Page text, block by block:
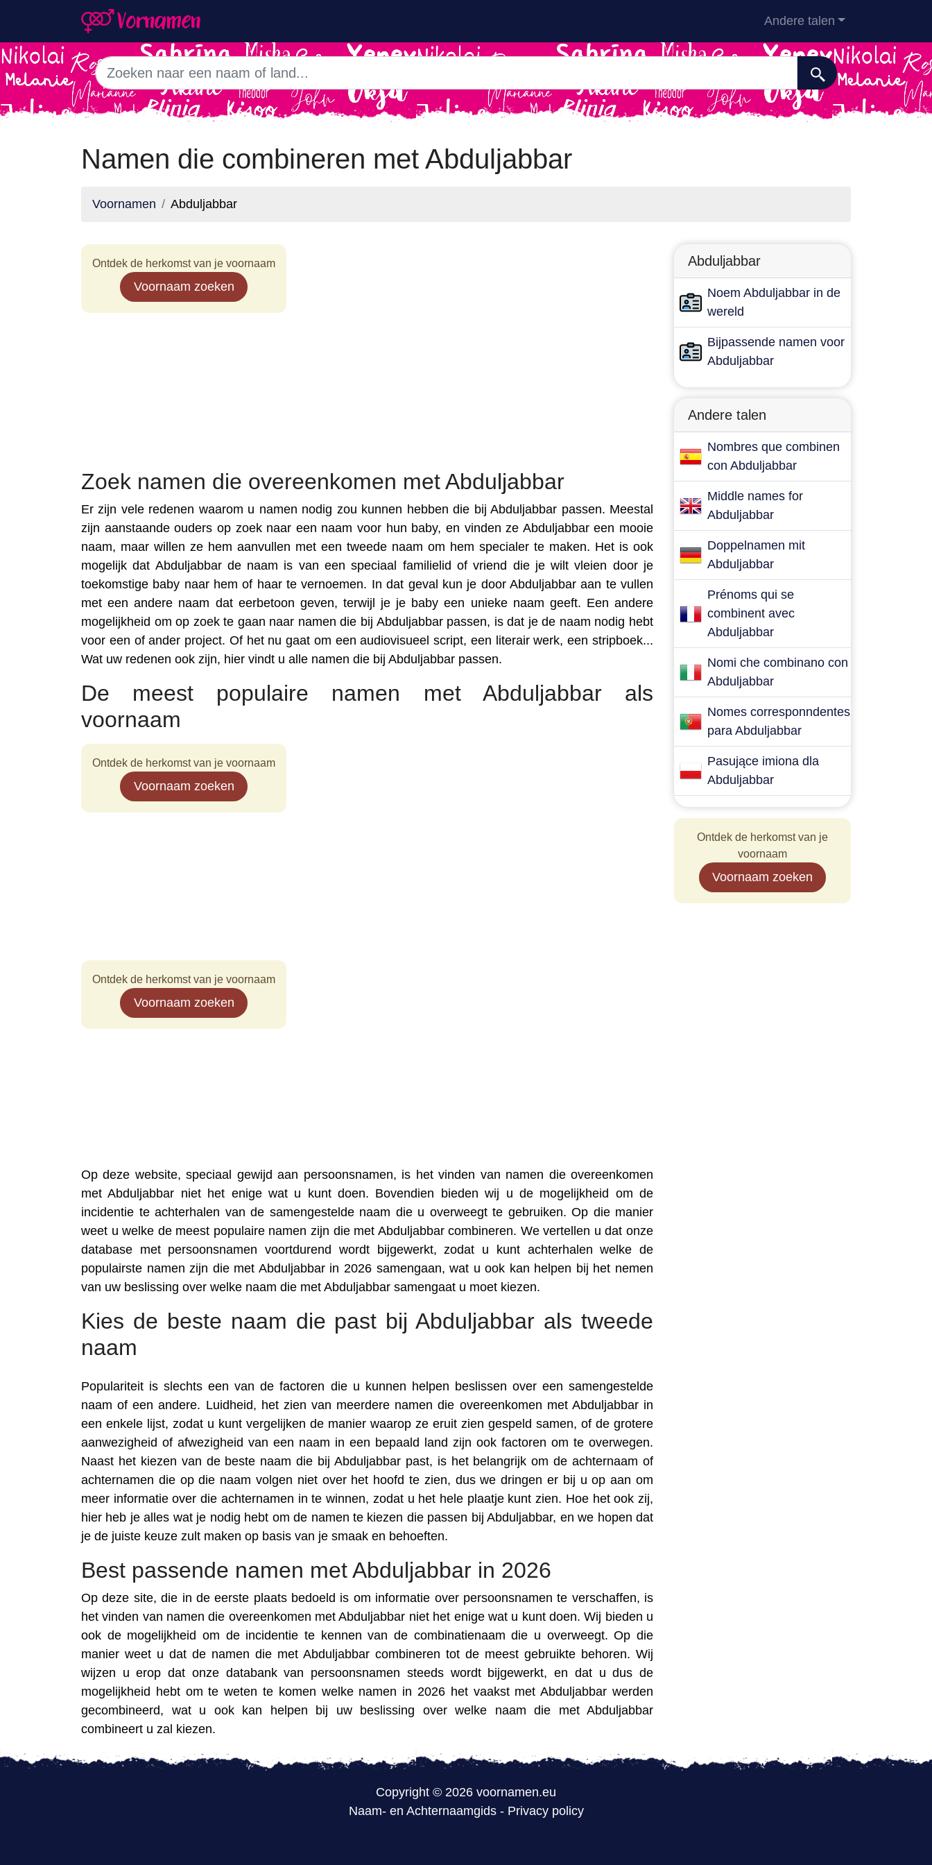
Andere talen
Namen die combineren met Abduljabbar
Voornamen Abduljabbar
Ontdek de herkomst van je voornaam
Voornaam zoeken
Zoek namen die overeenkomen met Abduljabbar
Er zijn vele redenen waarom u namen nodig zou kunnen hebben die bij Abduljabbar passen. Meestal
zijn aanstaande ouders op zoek naar een naam voor hun baby, en vinden ze Abduljabbar een mooie
naam, maar willen ze hem aanvullen met een tweede naam om hem specialer te maken. Het is ook
mogelijk dat Abduljabbar de naam is van een speciaal familielid of vriend die je wilt vleien door je
toekomstige baby naar hem of haar te vernoemen. In dat geval kun je door Abduljabbar aan te vullen
met een andere naam dat eerbetoon geven, terwijl je je baby een unieke naam geeft. Een andere
mogelijkheid om op zoek te gaan naar namen die bij Abduljabbar passen, is dat je de naam nodig hebt
voor een of ander project. Of het nu gaat om een audiovisueel script, een literair werk, een stripboek...
Wat uw redenen ook zijn, hier vindt u alle namen die bij Abduljabbar passen.
De meest populaire namen met Abduljabbar als
voornaam
Ontdek de herkomst van je voornaam
Voornaam zoeken
Ontdek de herkomst van je voornaam
Voornaam zoeken
Op deze website, speciaal gewijd aan persoonsnamen, is het vinden van namen die overeenkomen
met Abduljabbar niet het enige wat u kunt doen. Bovendien bieden wij u de mogelijkheid om de
incidentie te achterhalen van de samengestelde naam die u overweegt te gebruiken. Op die manier
weet u welke de meest populaire namen zijn die met Abduljabbar combineren. We vertellen u dat onze
database met persoonsnamen voortdurend wordt bijgewerkt, zodat u kunt achterhalen welke de
populairste namen zijn die met Abduljabbar in 2026 samengaan, wat u ook kan helpen bij het nemen
van uw beslissing over welke naam die met Abduljabbar samengaat u moet kiezen.
Kies de beste naam die past bij Abduljabbar als tweede
naam
Populariteit is slechts een van de factoren die u kunnen helpen beslissen over een samengestelde
naam of een andere. Luidheid, het zien van meerdere namen die overeenkomen met Abduljabbar in
een enkele lijst, zodat u kunt vergelijken de manier waarop ze eruit zien gespeld samen, of de grotere
aanwezigheid of afwezigheid van een naam in een bepaald land zijn ook factoren om te overwegen.
Naast het kiezen van de beste naam die bij Abduljabbar past, is het belangrijk om de achternaam of
achternamen die op die naam volgen niet over het hoofd te zien, dus we dringen er bij u op aan om
meer informatie over die achternamen in te winnen, zodat u het hele plaatje kunt zien. Hoe het ook zij,
hier heb je alles wat je nodig hebt om de namen te kiezen die passen bij Abduljabbar, en we hopen dat
je de juiste keuze zult maken op basis van je smaak en behoeften.
Best passende namen met Abduljabbar in 2026
Op deze site, die in de eerste plaats bedoeld is om informatie over persoonsnamen te verschaffen, is
het vinden van namen die overeenkomen met Abduljabbar niet het enige wat u kunt doen. Wij bieden u
ook de mogelijkheid om de incidentie te kennen van de combinatienaam die u overweegt. Op die
manier weet u dat de namen die met Abduljabbar combineren tot de meest gebruikte behoren. Wij
wijzen u erop dat onze databank van persoonsnamen steeds wordt bijgewerkt, en dat u dus de
mogelijkheid hebt om te weten te komen welke namen in 2026 het vaakst met Abduljabbar werden
gecombineerd, wat u ook kan helpen bij uw beslissing over welke naam die met Abduljabbar
combineert u zal kiezen.
Abduljabbar
Noem Abduljabbar in de
wereld
Bijpassende namen voor
Abduljabbar
Andere talen
Nombres que combinen
con Abduljabbar
Middle names for
Abduljabbar
Doppelnamen mit
Abduljabbar
Prénoms qui se
combinent avec
Abduljabbar
Nomi che combinano con
Abduljabbar
Nomes corresponndentes
para Abduljabbar
Pasujące imiona dla
Abduljabbar
Ontdek de herkomst van je
voornaam
Voornaam zoeken
Copyright © 2026 voornamen.eu
Naam- en Achternaamgids- Privacy policy